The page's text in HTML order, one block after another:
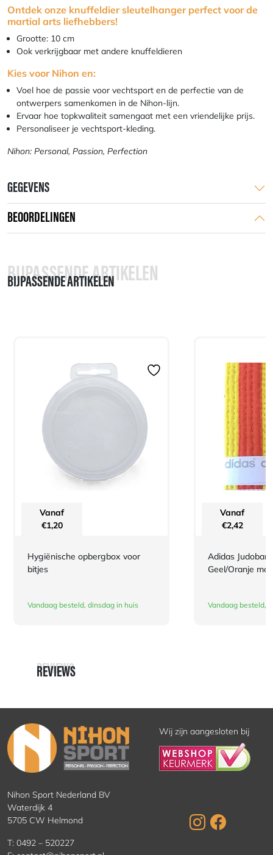
Ontdek onze knuffeldier sleutelhanger perfect voor de
martial arts liefhebbers!
Grootte: 10 cm
Ook verkrijgbaar met andere knuffeldieren
Kies voor Nihon en:
Voel hoe de passie voor vechtsport en de perfectie van de
ontwerpers samenkomen in de Nihon-lijn.
Ervaar hoe topkwaliteit samengaat met een vriendelijke prijs.
Personaliseer je vechtsport-kleding.
Nihon: Personal, Passion, Perfection
GEGEVENS
BEOORDELINGEN
BIJPASSENDE ARTIKELEN
BIJPASSENDE ARTIKELEN
Vanaf
€1,20
Hygiënische opbergbox voor
bitjes
Vandaag besteld, dinsdag in huis
Vanaf
€2,42
Adidas
Geel/Oranje
Vandaag besteld,
REVIEWS
REVIEWS
Wij zijn aangesloten bij
Nihon Sport Nederland BV
Waterdijk 4
5705 CW Helmond
T: 0492 – 520227